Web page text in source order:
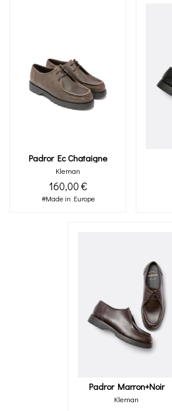
Padror Ec Chataigne
Kleman
160,00 €
#Made in Europe
Padror Marron+noir
Kleman